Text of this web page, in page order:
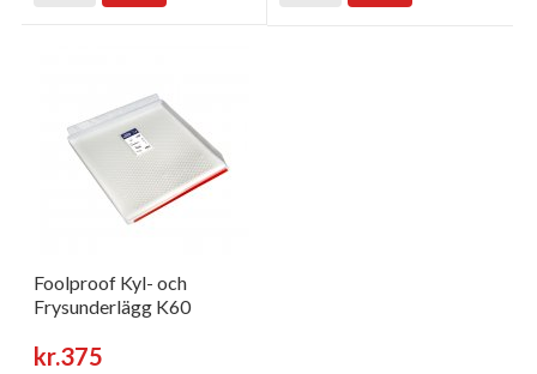
Foolproof Kyl- och
Frysunderlägg K60
kr.375